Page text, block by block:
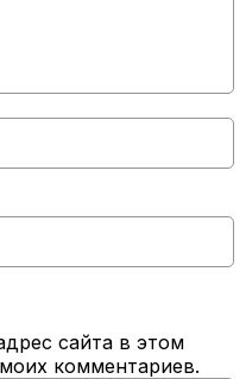
сайта в этом
комментариев.